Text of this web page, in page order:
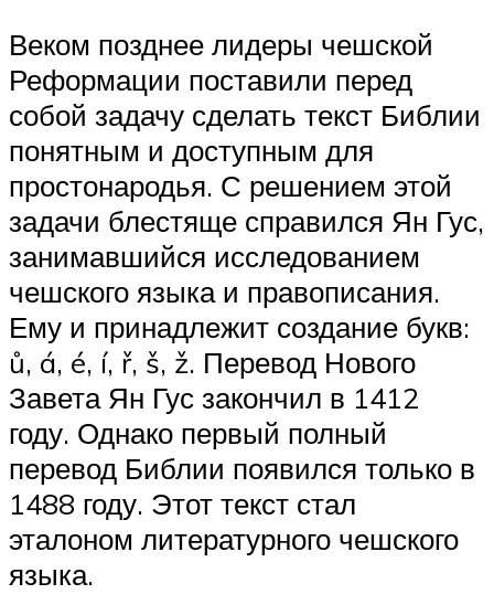
Веком позднее лидеры чешской
Реформации поставили перед
собой задачу сделать текст Библии
понятным и доступным для
простонародья. С решением этой
задачи блестяще справился Ян Гус,
занимавшийся исследованием
чешского языка и правописания.
Ему и принадлежит создание букв:
ů, á, é, í, ř, š, ž. Перевод Нового
Завета Ян Гус закончил в 1412
году. Однако первый полный
перевод Библии появился только в
1488 году. Этот текст стал
эталоном литературного чешского
языка.